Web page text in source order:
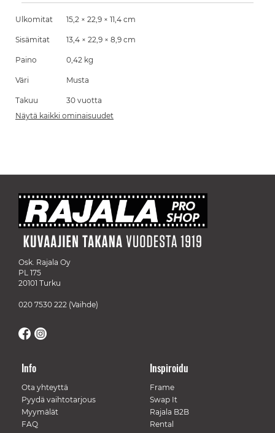
Ulkomitat 15,2 × 22,9 × 11,4 cm
Sisämitat 13,4 × 22,9 × 8,9 cm
Paino 0,42 kg
Väri Musta
Takuu
30 vuotta
Näytä kaikki ominaisuudet
Osk. Rajala Oy
PL 175
20101 Turku
020 7530 222 (Vaihde)
Info
Ota yhteyttä
Pyydä vaihtotarjous
Myymälät
FAQ
Inspiroidu
Frame
Swap It
Rajala B2B
Rental